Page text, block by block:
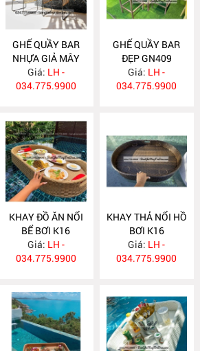
GHẾ QUẦY BAR
NHỰA GIẢ MÂY
GN410
Giá: LH -
034.775.9900
GHẾ QUẦY BAR
ĐẸP GN409
Giá: LH -
034.775.9900
KHAY ĐỒ ĂN NỔI
BỂ BƠI K16
Giá: LH -
034.775.9900
KHAY THẢ NỔI HỒ
BƠI K16
Giá: LH -
034.775.9900